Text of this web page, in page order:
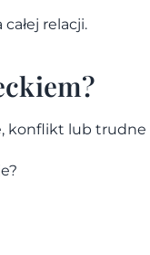
relacji.
konflikt lub